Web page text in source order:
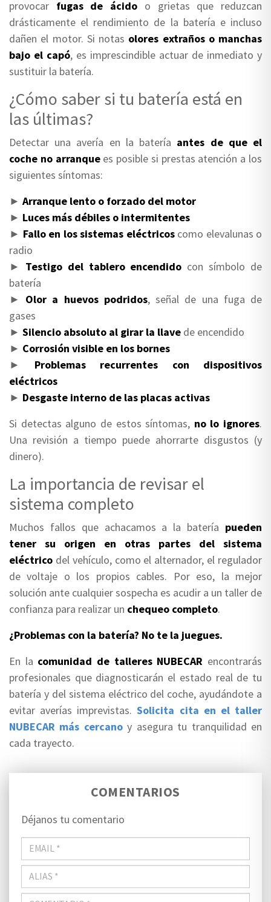
provocar fugas de ácido o grietas que reduzcan
drásticamente el rendimiento de la batería e incluso
dañen el motor. Si notas olores extraños o manchas
bajo el capó, es imprescindible actuar de inmediato y
sustituir la batería.
¿Cómo saber si tu batería está en
las últimas?
Detectar una avería en la batería antes de que el
coche no arranquees posible si prestas atención a los
siguientes síntomas:
► Arranque lento o forzado del motor
► Luces más débiles o intermitentes
► Fallo en los sistemas eléctricoscomo elevalunas o
radio
► Testigo del tablero encendido con símbolo de
batería
► Olor a huevos podridos, señal de una fuga de
gases
► Silencio absoluto al girar la llave de encendido
► Corrosión visible en los bornes
► Problemas recurrentes con dispositivos
eléctricos
► Desgaste interno de las placas activas
Si detectas alguno de estos síntomas, no lo ignores.
Una revisión a tiempo puede ahorrarte disgustos (y
dinero).
La importancia de revisar el
sistema completo
Muchos fallos que achacamos a la batería pueden
tener su origen en otras partes del sistema
eléctrico del vehículo, como el alternador, el regulador
de voltaje o los propios cables. Por eso, la mejor
solución ante cualquier sospecha es acudir a un taller de
confianza para realizar un chequeo completo.
¿Problemas con la batería? No te la juegues.
En la comunidad de talleres NUBECAR encontrarás
profesionales que diagnosticarán el estado real de tu
batería y del sistema eléctrico del coche, ayudándote a
evitar averías imprevistas.Solicita cita en el taller
NUBECAR más cercano y asegura tu tranquilidad en
cada trayecto.
COMENTARIOS
Déjanos tu comentario